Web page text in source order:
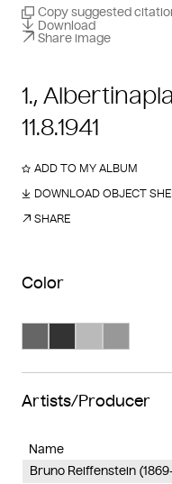
1.,
11.8.1941
Copy suggested
Download
Share image
ADD TO MY ALBUM
DOWNLOAD OBJECT
SHARE
Color
Artists/Producer
Name
Bruno Reiffenstein